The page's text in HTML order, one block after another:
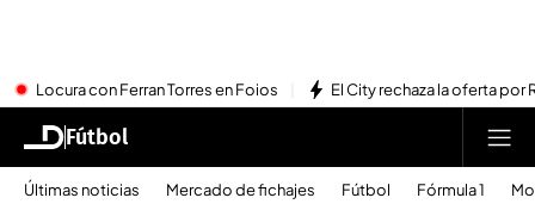
Locura con Ferran Torres en Foios El City rechaza la oferta por
Fútbol
Últimas noticias Mercado de fichajes Fútbol Fórmula 1